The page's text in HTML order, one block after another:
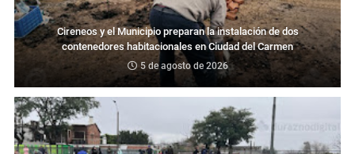
Cireneos y el Municipio preparan la instalación de dos
contenedores habitacionales en Ciudad del Carmen
5 de agosto de 2026